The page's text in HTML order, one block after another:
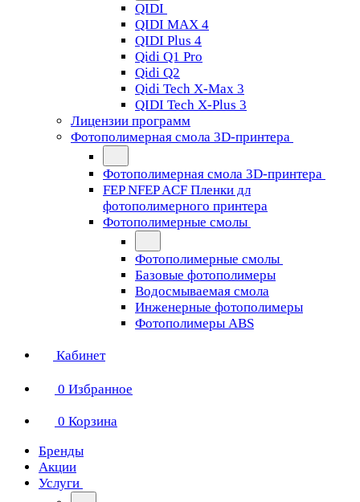
QIDI
QIDI MAX 4
QIDI Plus 4
Qidi Q1 Pro
Qidi Q2
Qidi Tech X-Max 3
QIDI Tech X-Plus 3
Лицензии программ
Фотополимерная смола 3D-принтера
Фотополимерная смола 3D-принтера
FEP NFEP ACF Пленки дл
фотополимерного принтера
Фотополимерные смолы
Фотополимерные смолы
Базовые фотополимеры
Водосмываемая смола
Инженерные фотополимеры
Фотополимеры ABS
Кабинет
0 Избранное
0 Корзина
Бренды
Акции
Услуги